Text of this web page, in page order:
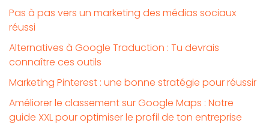
Pas à pas vers un marketing des médias sociaux
réussi
Alternatives à Google Traduction : Tu devrais
connaître ces outils
Marketing Pinterest : une bonne stratégie pour réussir
Améliorer le classement sur Google Maps : Notre
guide XXL pour optimiser le profil de ton entreprise